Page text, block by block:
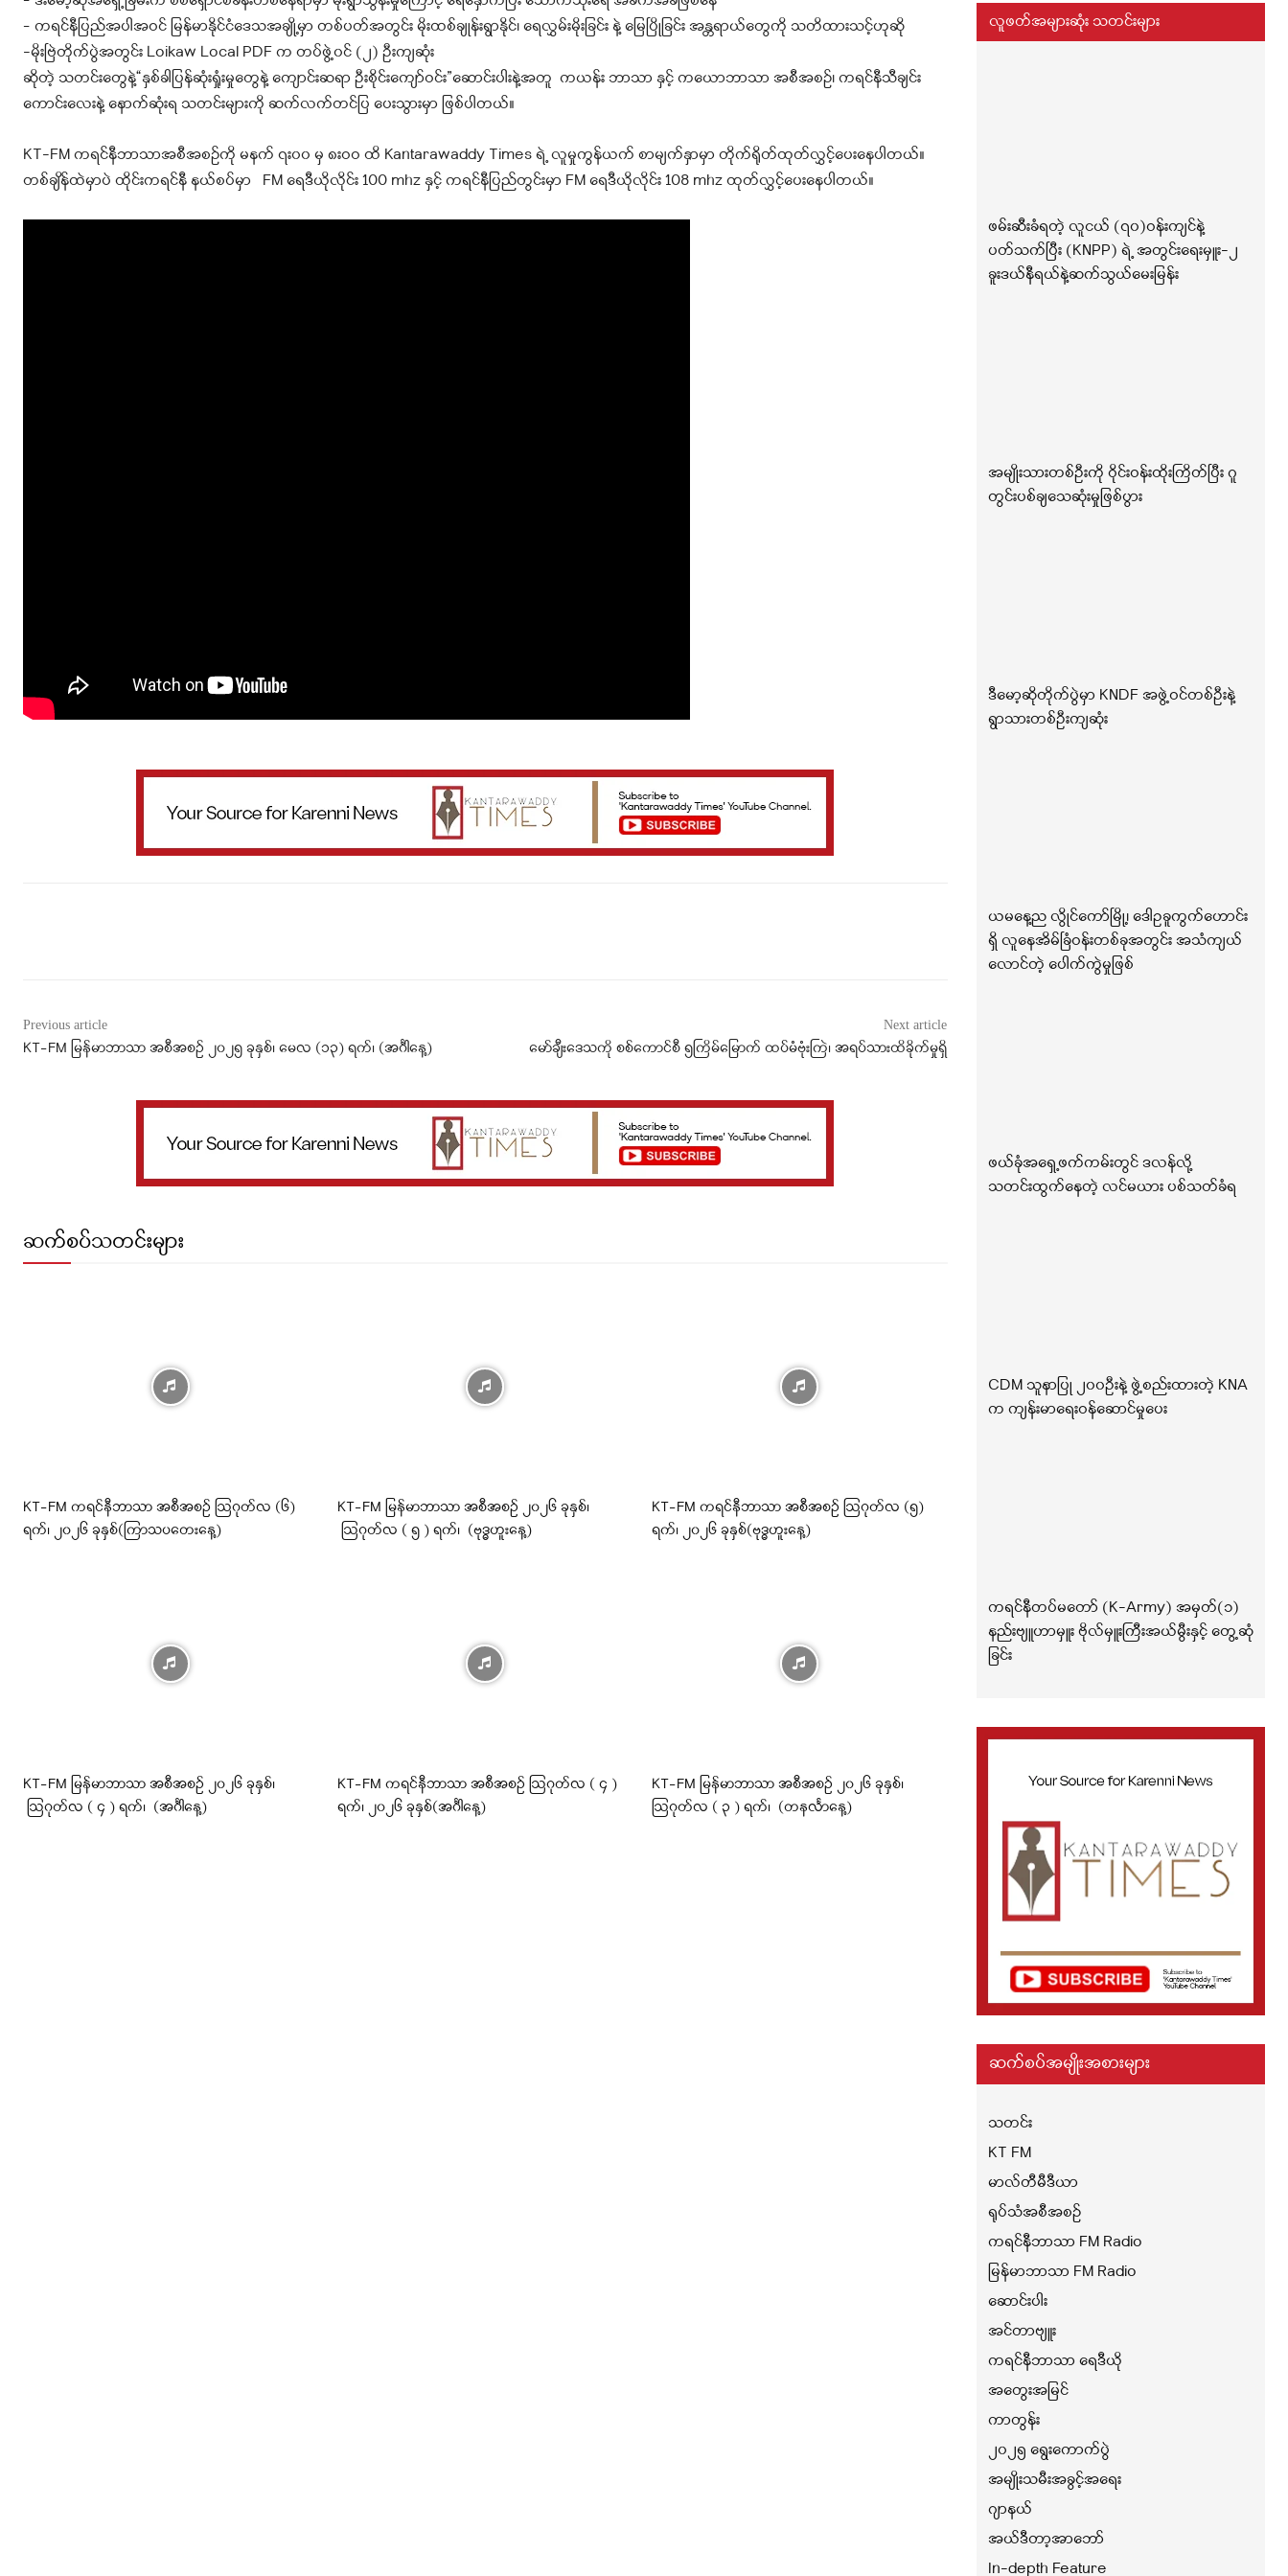
– ကရင်နီပြည်အပါအဝင် မြန်မာနိုင်ငံဒေသအချို့မှာ တစ်ပတ်အတွင်း မိုးထစ်ချုန်းရွာနိုင်၊ ရေလွှမ်းမိုးခြင်း နဲ့ မြေပြိုခြင်း အန္တရာယ်တွေကို သတိထားသင့်ဟုဆို
-မိုးဗြဲတိုက်ပွဲအတွင်း Loikaw Local PDF က တပ်ဖွဲ့၀င် (၂) ဦးကျဆုံး
ဆိုတဲ့ သတင်းတွေနဲ့“နှစ်ခါပြန်ဆုံးရှုံးမှုတွေနဲ့ ကျောင်းဆရာ ဦးစိုင်းကျော်ဝင်း”ဆောင်းပါးနဲ့အတူ ကယန်း ဘာသာ နှင့် ကယောဘာသာ အစီအစဉ်၊ ကရင်နီသီချင်း
ကောင်းလေးနဲ့ နောက်ဆုံးရ သတင်းများကို ဆက်လက်တင်ပြ ပေးသွားမှာ ဖြစ်ပါတယ်။
KT-FM ကရင်နီဘာသာအစီအစဉ်ကို မနက် ၇း၀၀ မှ ၈းဝဝ ထိ Kantarawaddy Times ရဲ့ လူမှုကွန်ယက် စာမျက်နှာမှာ တိုက်ရိုတ်ထုတ်လွှင့်ပေးနေပါတယ်။
တစ်ချိန်ထဲမှာပဲ ထိုင်းကရင်နီ နယ်စပ်မှာ FM ရေဒီယိုလိုင်း 100 mhz နှင့် ကရင်နီပြည်တွင်းမှာ FM ရေဒီယိုလိုင်း 108 mhz ထုတ်လွှင့်ပေးနေပါတယ်။
Previous article
KT-FM မြန်မာဘာသာ အစီအစဉ် ၂၀၂၅ ခုနှစ်၊ မေလ (၁၃) ရက်၊ (အင်္ဂါနေ့)
Next article
မော်ချီးဒေသကို စစ်ကောင်စီ ၅ကြိမ်မြောက် ထပ်မံဗုံးကြဲ၊ အရပ်သားထိခိုက်မှုရှိ
ဆက်စပ်သတင်းများ
KT-FM ကရင်နီဘာသာ အစီအစဉ် ဩဂုတ်လ (၆)
ရက်၊ ၂၀၂၆ ခုနှစ်(ကြာသပတေးနေ့)
KT-FM မြန်မာဘာသာ အစီအစဉ် ၂၀၂၆ ခုနှစ်၊
ဩဂုတ်လ ( ၅ ) ရက်၊ (ဗုဒ္ဓဟူးနေ့)
KT-FM ကရင်နီဘာသာ အစီအစဉ် ဩဂုတ်လ (၅)
ရက်၊ ၂၀၂၆ ခုနှစ်(ဗုဒ္ဓဟူးနေ့)
KT-FM မြန်မာဘာသာ အစီအစဉ် ၂၀၂၆ ခုနှစ်၊
ဩဂုတ်လ ( ၄ ) ရက်၊ (အင်္ဂါနေ့)
KT-FM ကရင်နီဘာသာ အစီအစဉ် ဩဂုတ်လ ( ၄ )
ရက်၊ ၂၀၂၆ ခုနှစ်(အင်္ဂါနေ့)
KT-FM မြန်မာဘာသာ အစီအစဉ် ၂၀၂၆ ခုနှစ်၊
ဩဂုတ်လ ( ၃ ) ရက်၊ (တနင်္လာနေ့)
လူဖတ်အများဆုံး သတင်းများ
ဖမ်းဆီးခံရတဲ့ လူငယ် (၇၀)ဝန်းကျင်နဲ့
ပတ်သက်ပြီး (KNPP) ရဲ့ အတွင်းရေးမှူး-၂
ခူးဒယ်နီရယ်နဲ့ဆက်သွယ်မေးမြန်း
အမျိုးသားတစ်ဦးကို ဝိုင်းဝန်းထိုးကြိတ်ပြီး ဂူ
တွင်းပစ်ချသေဆုံးမှုဖြစ်ပွား
ဒီမော့ဆိုတိုက်ပွဲမှာ KNDF အဖွဲ့ဝင်တစ်ဦးနဲ့
ရွာသားတစ်ဦးကျဆုံး
ယမနေ့ည လွိုင်ကော်မြို့၊ ဒေါဥခူကွက်ဟောင်း
ရှိ လူနေအိမ်ခြံဝန်းတစ်ခုအတွင်း အသံကျယ်
လောင်တဲ့ ပေါက်ကွဲမှုဖြစ်
ဖယ်ခုံအရှေ့ဖက်ကမ်းတွင် ဒလန်လို့
သတင်းထွက်နေတဲ့ လင်မယား ပစ်သတ်ခံရ
CDM သူနာပြု ၂၀၀ဦးနဲ့ ဖွဲ့စည်းထားတဲ့ KNA
က ကျန်းမာရေးဝန်ဆောင်မှုပေး
ကရင်နီတပ်မတော် (K-Army) အမှတ်(၁)
နည်းဗျူဟာမှူး ဗိုလ်မှူးကြီးအယ်မွီးနှင့် တွေ့ဆုံ
ခြင်း
ဆက်စပ်အမျိုးအစားများ
သတင်း
KT FM
မာလ်တီမီဒီယာ
ရုပ်သံအစီအစဉ်
ကရင်နီဘာသာ FM Radio
မြန်မာဘာသာ FM Radio
ဆောင်းပါး
အင်တာဗျူး
ကရင်နီဘာသာ ရေဒီယို
အတွေးအမြင်
ကာတွန်း
၂၀၂၅ ရွေးကောက်ပွဲ
အမျိုးသမီးအခွင့်အရေး
ဂျာနယ်
အယ်ဒီတာ့အာဘော်
In-depth Feature